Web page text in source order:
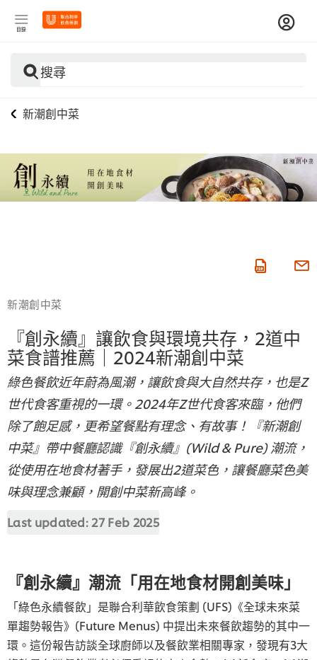
目錄
搜尋
新潮創中菜
新潮創中菜
『創永續』讓飲食與環境共存，2道中
菜食譜推薦｜2024新潮創中菜
綠色餐飲近年蔚為風潮，讓飲食與大自然共存，也是Z
世代食客重視的一環。2024年Z世代食客來臨，他們
除了飽足感，更希望餐點有理念、有故事！『新潮創
中菜』帶中餐廳認識『創永續』(Wild & Pure) 潮流，
從使用在地食材著手，發展出2道菜色，讓餐廳菜色美
味與理念兼顧，開創中菜新高峰。
Last updated: 27 Feb 2025
『創永續』潮流「用在地食材開創美味」
「綠色永續餐飲」是聯合利華飲食策劃 (UFS)《全球未來菜
單趨勢報告》(Future Menus) 中提出未來餐飲趨勢的其中一
環。這份報告訪談全球廚師以及餐飲業相關專家，發現有3大